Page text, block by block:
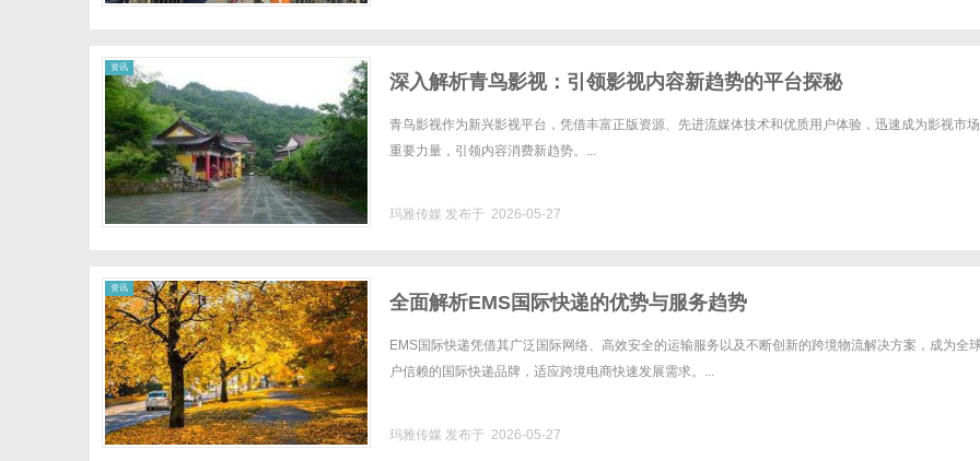
资讯
深入解析青鸟影视：引领影视内容新趋势的平台探秘
青鸟影视作为新兴影视平台，凭借丰富正版资源、先进流媒体技术和优质用户体验，迅速成为影视市
重要力量，引领内容消费新趋势。...
玛雅传媒 发布于 2026-05-27
资讯
全面解析EMS国际快递的优势与服务趋势
EMS国际快递凭借其广泛国际网络、高效安全的运输服务以及不断创新的跨境物流解决方案，成为全
户信赖的国际快递品牌，适应跨境电商快速发展需求。...
玛雅传媒 发布于 2026-05-27